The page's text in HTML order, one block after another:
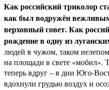
Как российский триколор
как был водружён
верховный совет. Как
рождение в одну из
людей в чужом, таком нелепом
на площади в свете «мобил».
теперь вдруг – в дни Юго-
вдохнули грудью воздух и